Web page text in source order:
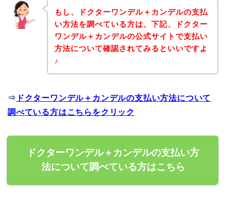
もし、ドクターワンデル＋カンデルの支払
い方法を調べている方は、下記、ドクター
ワンデル＋カンデルの公式サイトで支払い
方法について確認されてみるといいですよ
♪
⇒ ドクターワンデル＋カンデルの支払い方法について
調べている方はこちらをクリック
ドクターワンデル＋カンデルの支払い方
法について調べている方はこちら